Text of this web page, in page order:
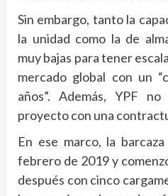
Sin embargo, tanto la
la unidad como la de
muy bajas para tener
mercado global con un
años”. Además, YPF
proyecto con una
En ese marco, la
febrero de 2019 y
después con cinco